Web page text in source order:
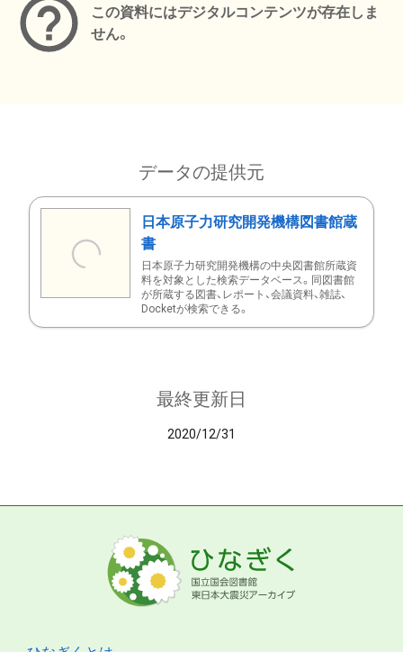
この資料にはデジタルコンテンツが存在しま
せん。
データの提供元
日本原子力研究開発機構図書館蔵
書
日本原子力研究開発機構の中央図書館所蔵資
料を対象とした検索データベース。同図書館
が所蔵する図書、レポート、会議資料、雑誌、
Docketが検索できる。
最終更新日
2020/12/31